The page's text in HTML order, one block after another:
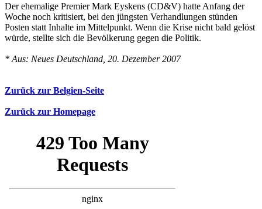
Der ehemalige Premier Mark Eyskens (CD&V) hatte Anfang der
Woche noch kritisiert, bei den jüngsten Verhandlungen stünden
Posten statt Inhalte im Mittelpunkt. Wenn die Krise nicht bald gelöst
würde, stellte sich die Bevölkerung gegen die Politik.
* Aus: Neues Deutschland, 20. Dezember 2007
Zurück zur Belgien-Seite
Zurück zur Homepage